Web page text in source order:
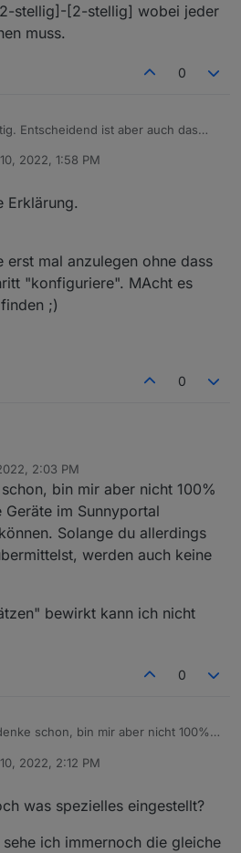
nur numerisch und ich muss
geht.
dann versuche ich mal mein
stellig]-[2-stellig] wobei jeder
muss.
0
Entscheidend ist aber auch das
muss.
2022, 1:58 PM
Erklärung.
erst mal anzulegen ohne dass
"konfiguriere". MAcht es
;)
0
Geräte erst mal anzulegen ohne
im ersten Schritt "konfiguriere".
erst eine ID zu finden ;)
2:03 PM
bin mir aber nicht 100%
im Sunnyportal
Solange du allerdings
werden auch keine
bewirkt kann ich nicht
0
schon, bin mir aber nicht 100%
können. Solange du allerdings
bewirkt kann ich nicht
2022, 2:12 PM
was spezielles eingestellt?
ich immernoch die gleiche